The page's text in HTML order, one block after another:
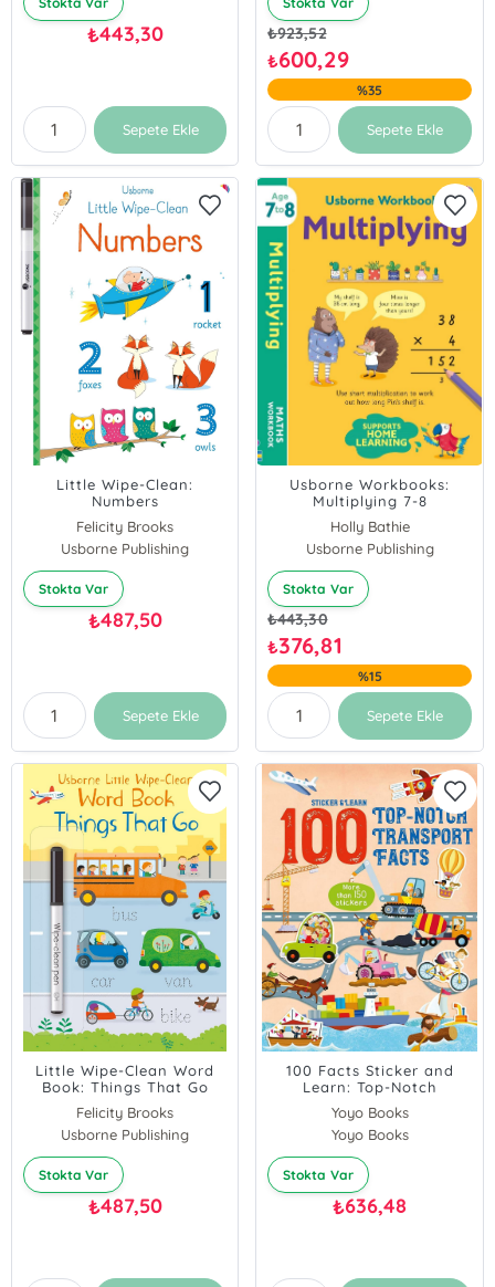
₺443,30
Sepete Ekle
₺923,52
₺600,29
%35
Sepete Ekle
Little Wipe-Clean:
Numbers
Felicity Brooks
Usborne Publishing
Stokta Var
₺487,50
Sepete Ekle
Usborne Workbooks:
Multiplying 7-8
Holly Bathie
Usborne Publishing
Stokta Var
₺443,30
₺376,81
%15
Sepete Ekle
Little Wipe-Clean Word
Book: Things That Go
Felicity Brooks
Usborne Publishing
Stokta Var
₺487,50
100 Facts Sticker and
Learn: Top-Notch
Transport Facts
Yoyo Books
Yoyo Books
Stokta Var
₺636,48